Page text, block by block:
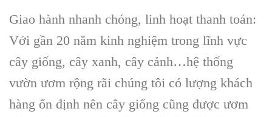
Giao hành nhanh chóng, linh hoạt thanh toán:
Với gần 20 năm kinh nghiệm trong lĩnh vực
cây giống, cây xanh, cây cảnh…hệ thống
vườn ươm rộng rãi chúng tôi có lượng khách
hàng ổn định nên cây giống cũng được ươm